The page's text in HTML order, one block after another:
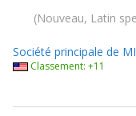
Nouveau, Latin
Société principale de
Classement: +11